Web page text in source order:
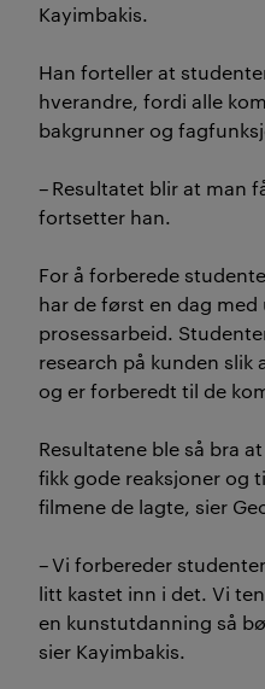
Kayimbakis.
Han forteller at
hverandre, fordi alle
bakgrunner og
–Resultatet blir at man
fortsetter han.
For å forberede
har de først en dag
prosessarbeid.
research på kunden slik
og er forberedt til de
Resultatene ble så bra
fikk gode reaksjoner og
filmene de lagte, sier
–Vi forbereder
litt kastet inn i det. Vi
en kunstutdanning så
sier Kayimbakis.